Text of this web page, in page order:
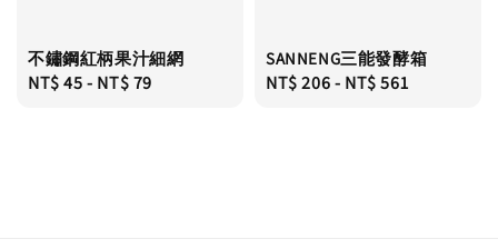
不鏽鋼紅柄果汁細網
Regular
NT$ 45- NT$ 79
SANNENG三能發酵箱
Regular
NT$ 206- NT$ 561